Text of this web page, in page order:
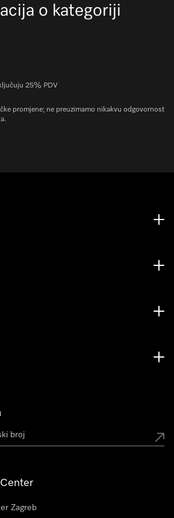
o kategoriji
25% PDV
promjene; ne preuzimamo nikakvu odgovornost
Zagreb